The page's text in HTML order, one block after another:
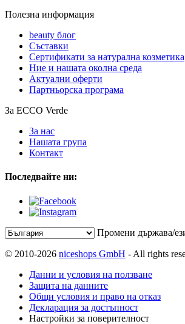
Полезна информация
beauty блог
Съставки
Сертификати за натурална козметика
Ние и нашата околна среда
Актуални оферти
Партньорска програма
За ECCO Verde
За нас
Нашата група
Контакт
Последвайте ни:
Промени държава/
© 2010-2026 niceshops GmbH - All rights
Данни и условия на ползване
Защита на данните
Общи условия и право на отказ
Декларация за достъпност
Настройки за поверителност